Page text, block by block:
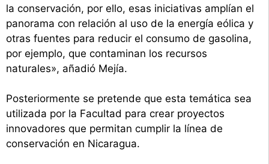
la conservación, por ello, esas iniciativas amplían el
panorama con relación al uso de la energía eólica y
otras fuentes para reducir el consumo de gasolina,
por ejemplo, que contaminan los recursos
naturales», añadió Mejía.
Posteriormente se pretende que esta temática sea
utilizada por la Facultad para crear proyectos
innovadores que permitan cumplir la línea de
conservación en Nicaragua.